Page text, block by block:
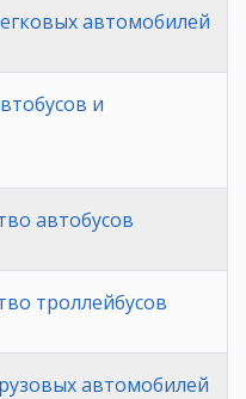
автомобилей
и
автобусов
троллейбусов
автомобилей